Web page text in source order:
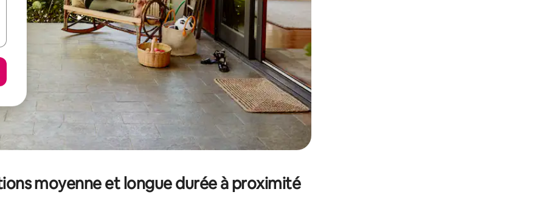
moyenne et longue durée à proximité